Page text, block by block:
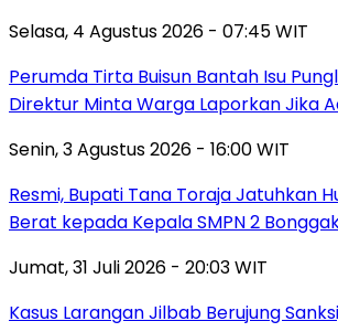
Selasa, 4 Agustus 2026 - 07:45 WIT
Perumda Tirta Buisun Bantah Isu
Direktur Minta Warga Laporkan Jika
Senin, 3 Agustus 2026 - 16:00 WIT
Resmi, Bupati Tana Toraja Jatuhkan
Berat kepada Kepala SMPN 2
Jumat, 31 Juli 2026 - 20:03 WIT
Kasus Larangan Jilbab Berujung